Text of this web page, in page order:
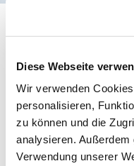
Diese Webseite
Wir verwenden
personalisieren,
zu können und die
analysieren.
Verwendung unserer